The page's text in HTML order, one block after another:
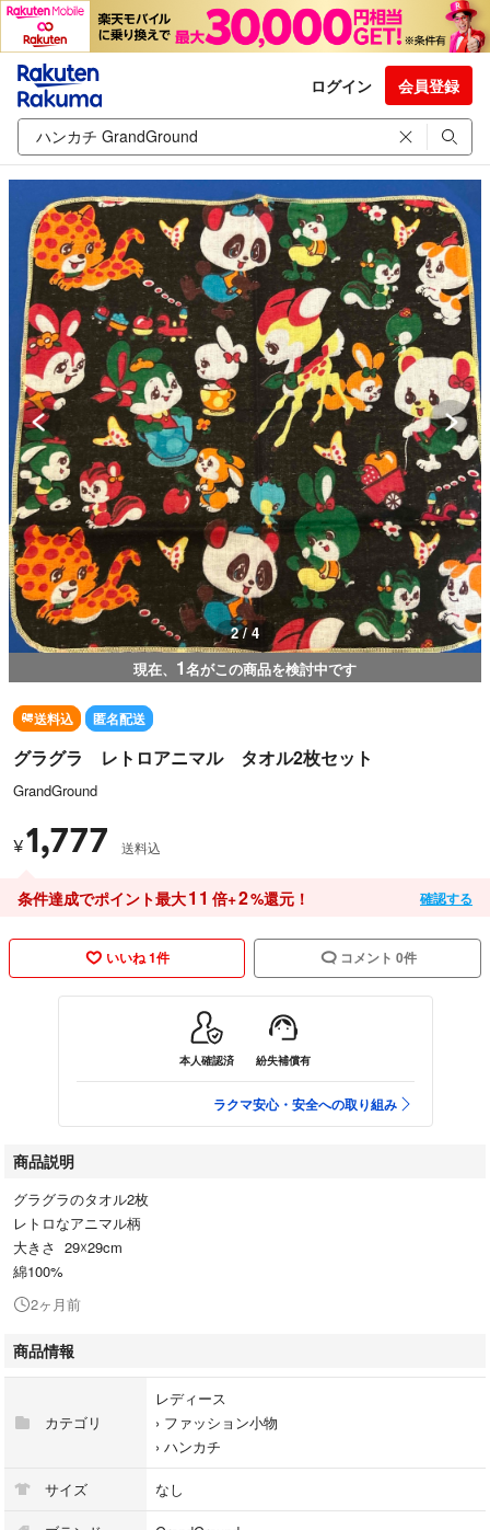
ログイン 会員登録
2 / 4
現在、 1名がこの商品を検討中です
送料込 匿名配送
グラグラ レトロアニマル タオル2枚セット
GrandGround
¥1,777 送料込
条件達成でポイント最大11 倍+2%還元！ 確認する
いいね 1件 コメント 0件
本人確認済 紛失補償有
ラクマ安心・安全への取り組み
商品説明
グラグラのタオル2枚
レトロなアニマル柄
大きさ 29☓29cm
綿100%
2ヶ月前
商品情報
カテゴリ
レディース
› ファッション小物
› ハンカチ
サイズ なし